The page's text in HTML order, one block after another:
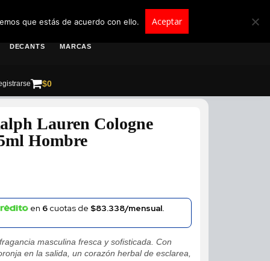
DECANTS MARCAS
$0
Lauren Cologne
Hombre
en 6cuotas de $83.338/mensual.
masculina fresca y sofisticada. Con
en la salida, un corazón herbal de esclarea,
que estás de acuerdo con ello. Aceptar